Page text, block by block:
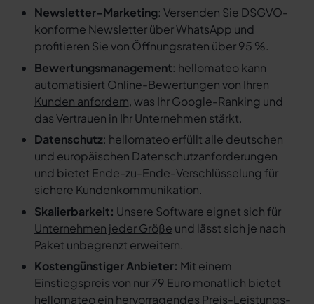
Newsletter-Marketing: Versenden Sie DSGVO-
konforme Newsletter über WhatsApp und
profitieren Sie von Öffnungsraten über 95 %.
Bewertungsmanagement: hellomateo kann
automatisiert Online-Bewertungen von Ihren
Kunden anfordern, was Ihr Google-Ranking und
das Vertrauen in Ihr Unternehmen stärkt.
Datenschutz: hellomateo erfüllt alle deutschen
und europäischen Datenschutzanforderungen
und bietet Ende-zu-Ende-Verschlüsselung für
sichere Kundenkommunikation.
Skalierbarkeit: Unsere Software eignet sich für
Unternehmen jeder Größe und lässt sich je nach
Paket unbegrenzt erweitern.
Kostengünstiger Anbieter: Mit einem
Einstiegspreis von nur 79 Euro monatlich bietet
hellomateo ein hervorragendes Preis-Leistungs-